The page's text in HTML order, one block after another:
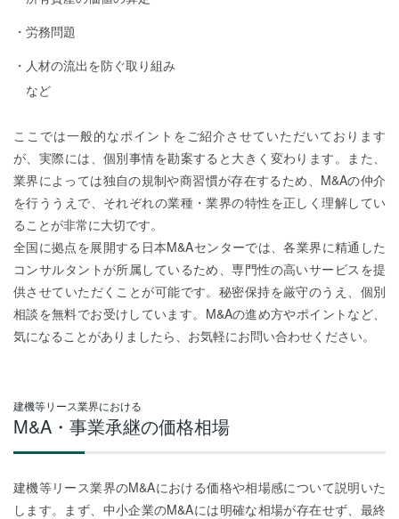
労務問題
人材の流出を防ぐ取り組み
など
ここでは一般的なポイントをご紹介させていただいております
が、実際には、個別事情を勘案すると大きく変わります。また、
業界によっては独自の規制や商習慣が存在するため、M&Aの仲介
を行ううえで、それぞれの業種・業界の特性を正しく理解してい
ることが非常に大切です。
全国に拠点を展開する日本M&Aセンターでは、各業界に精通した
コンサルタントが所属しているため、専門性の高いサービスを提
供させていただくことが可能です。秘密保持を厳守のうえ、個別
相談を無料でお受けしています。M&Aの進め方やポイントなど、
気になることがありましたら、お気軽にお問い合わせください。
建機等リース業界における
M&A・事業承継の価格相場
建機等リース業界のM&Aにおける価格や相場感について説明いた
します。まず、中小企業のM&Aには明確な相場が存在せず、最終